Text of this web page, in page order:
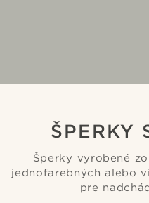
ŠPERKY
Šperky vyrobené
jednofarebných alebo
pre